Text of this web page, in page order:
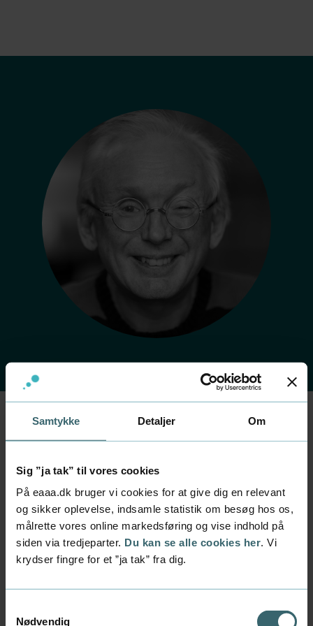
Samtykke Detaljer Om
Sig ”ja tak” til vores cookies
På eaaa.dk bruger vi cookies for at give dig en relevant
og sikker oplevelse, indsamle statistik om besøg hos os,
målrette vores online markedsføring og vise indhold på
siden via tredjeparter. Du kan se alle cookies her. Vi
krydser fingre for et ”ja tak” fra dig.
Nødvendig
Forside Kontakt Find medarbejder Medarbejder
Per Thykjær Jensen
Stilling
lektor
Afdeling
Uddannelser inden for it og digitalt design